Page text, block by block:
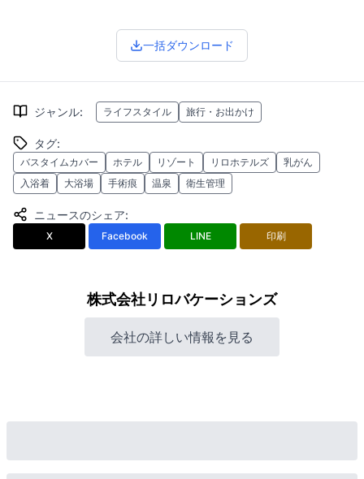
一括ダウンロード
ジャンル: ライフスタイル 旅行・お出かけ
タグ:
バスタイムカバー ホテル リゾート リロホテルズ
乳がん
入浴着
大浴場 手術痕 温泉 衛生管理
ニュースのシェア:
X Facebook LINE 印刷
株式会社リロバケーションズ
会社の詳しい情報を見る